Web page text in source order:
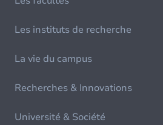
Les instituts de recherche
La vie du campus
Recherches & Innovations
Université & Société